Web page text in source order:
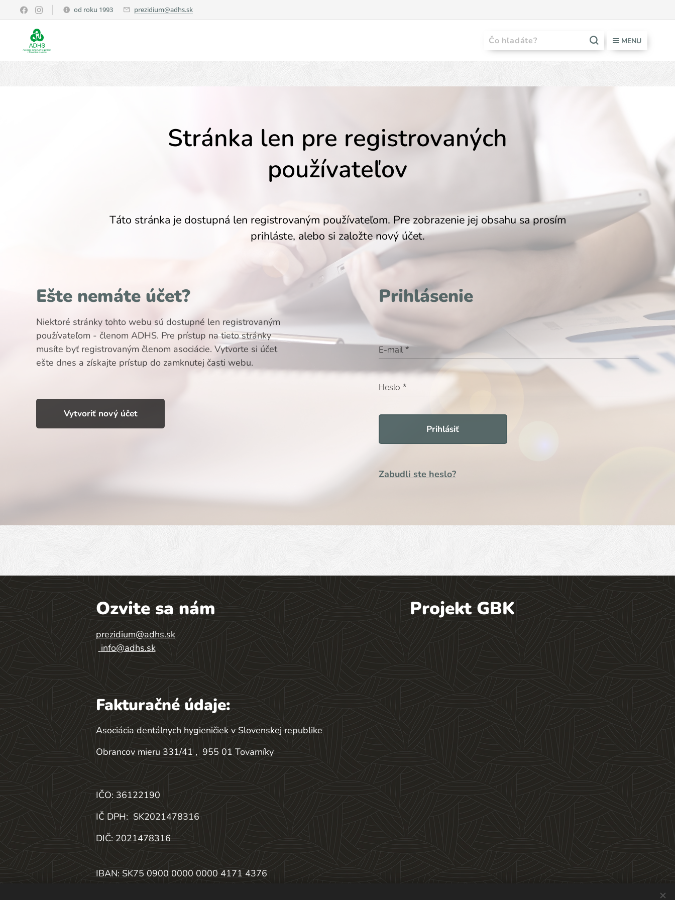
od roku 1993 prezidium@adhs.sk
MENU
Stránka len pre registrovaných
používateľov
Táto stránka je dostupná len registrovaným používateľom. Pre zobrazenie jej obsahu sa prosím
prihláste, alebo si založte nový účet.
Ešte nemáte účet?
Niektoré stránky tohto webu sú dostupné len registrovaným
používateľom - členom ADHS. Pre prístup na tieto stránky
musíte byť registrovaným členom asociácie. Vytvorte si účet
ešte dnes a získajte prístup do zamknutej časti webu.
Vytvoriť nový účet
Prihlásenie
E-mail
Heslo
Prihlásiť
Zabudli ste heslo?
Ozvite sa nám Projekt GBK
prezidium@adhs.sk
info@adhs.sk
Fakturačné údaje:
Asociácia dentálnych hygieničiek v Slovenskej republike
Obrancov mieru 331/41 , 955 01 Tovarníky
IČO: 36122190
IČ DPH: SK2021478316
DIČ: 2021478316
IBAN: SK75 0900 0000 0000 4171 4376